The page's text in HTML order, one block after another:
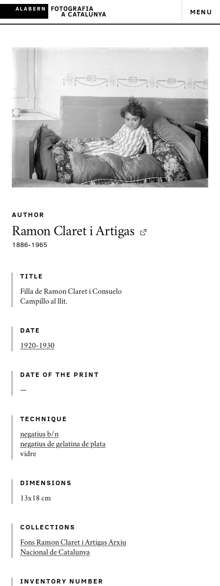
MENU
AUTHOR
Ramon Claret i Artigas
1886-1965
TITLE
Filla de Ramon Claret i Consuelo
Campillo al llit.
DATE
1920-1930
DATE OF THE PRINT
—
TECHNIQUE
negatius b/n
negatius de gelatina de plata
vidre
DIMENSIONS
13x18 cm
COLLECTIONS
Fons Ramon Claret i Artigas Arxiu
Nacional de Catalunya
INVENTORY NUMBER